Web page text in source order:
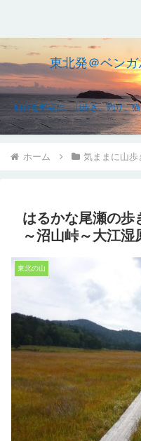
東北発＠ベン
仙台を拠点に、山歩き、釣り、
ホーム 気ままに山歩
はるかな尾瀬の歩
～沼山峠～大江湿
東北の山